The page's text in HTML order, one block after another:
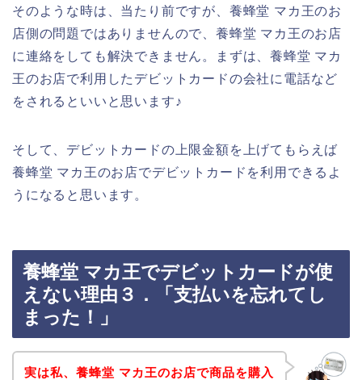
そのような時は、当たり前ですが、養蜂堂 マカ王のお
店側の問題ではありませんので、養蜂堂 マカ王のお店
に連絡をしても解決できません。まずは、養蜂堂 マカ
王のお店で利用したデビットカードの会社に電話など
をされるといいと思います♪
そして、デビットカードの上限金額を上げてもらえば
養蜂堂 マカ王のお店でデビットカードを利用できるよ
うになると思います。
養蜂堂 マカ王でデビットカードが使
えない理由３．「支払いを忘れてし
まった！」
実は私、養蜂堂 マカ王のお店で商品を購入